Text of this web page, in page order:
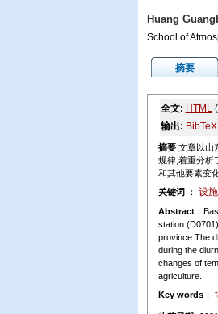
Huang
School of
摘要
全文: HTML
输出: BibTeX|
摘要文章以山
规律,着重分析
和其他要素变
关键词 ： 设
Abstract：
station
province.The
during the
changes of
agriculture.
Key words：